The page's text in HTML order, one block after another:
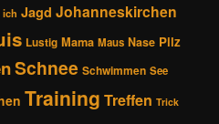
ich Jagd Johanneskirchen
Lustig Mama Maus Nase Pilz
Schnee Schwimmen See
Training Treffen Trick